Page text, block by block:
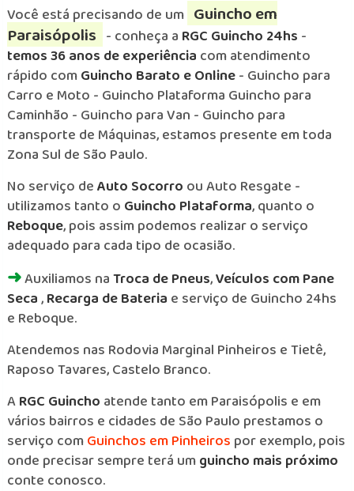
Você está precisando de um Guincho em
Paraisópolis - conheça a RGC Guincho 24hs -
temos 36 anos de experiência com atendimento
rápido comGuincho Barato e Online- Guincho para
Carro e Moto - Guincho Plataforma Guincho para
Caminhão - Guincho para Van - Guincho para
transporte de Máquinas, estamos presente em toda
Zona Sul de São Paulo.
No serviço deAuto Socorro ou Auto Resgate -
utilizamos tanto o Guincho Plataforma, quanto o
Reboque, pois assim podemos realizar o serviço
adequado para cada tipo de ocasião.
➜Auxiliamos naTroca de Pneus,Veículos com Pane
Seca,Recarga de Bateria e serviço de Guincho 24hs
e Reboque.
Atendemos nas Rodovia Marginal Pinheiros e Tietê,
Raposo Tavares, Castelo Branco.
ARGC Guincho atende tanto em Paraisópolis e em
vários bairros e cidades de São Paulo prestamos o
serviço comGuinchos em Pinheiros por exemplo, pois
onde precisar sempre terá umguincho mais próximo
conte conosco.